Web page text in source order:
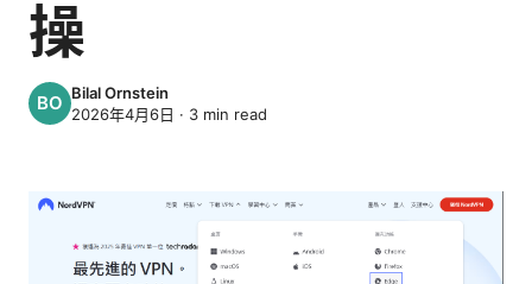
操
Bilal Ornstein
2026年4月6日 · 3 min read